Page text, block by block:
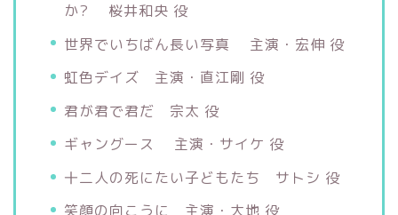
か? 桜井和央 役
世界でいちばん長い写真 主演・宏伸 役
虹色デイズ 主演・直江剛 役
君が君で君だ 宗太 役
ギャングース 主演・サイケ 役
十二人の死にたい子どもたち サトシ 役